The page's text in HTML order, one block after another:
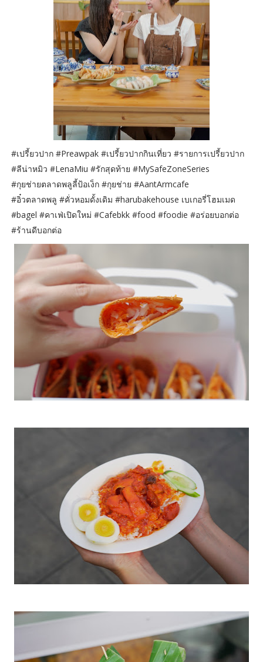
#เปรี้ยวปาก #Preawpak #เปรี้ยวปากกินเที่ยว #รายการเปรี้ยวปาก
#ลีน่าหมิว #LenaMiu #รักสุดท้าย #MySafeZoneSeries
#กุยช่ายตลาดพลูลี้ป้อเง็ก #กุยช่าย #AantArmcafe
#อิ๋วตลาดพลู #คั่วหอมดั้งเดิม #harubakehouse เบเกอรี่โฮมเมด
#bagel #คาเฟ่เปิดใหม่ #Cafebkk #food #foodie #อร่อยบอกต่อ
#ร้านดีบอกต่อ